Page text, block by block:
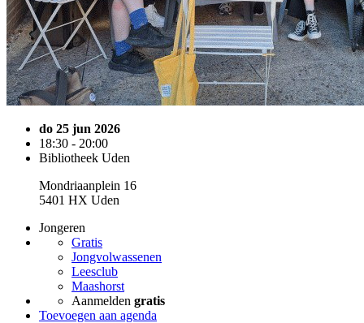
do 25 jun 2026
18:30 - 20:00
Bibliotheek Uden
Mondriaanplein 16
5401 HX Uden
Jongeren
Gratis
Jongvolwassenen
Leesclub
Maashorst
Aanmelden gratis
Toevoegen aan agenda